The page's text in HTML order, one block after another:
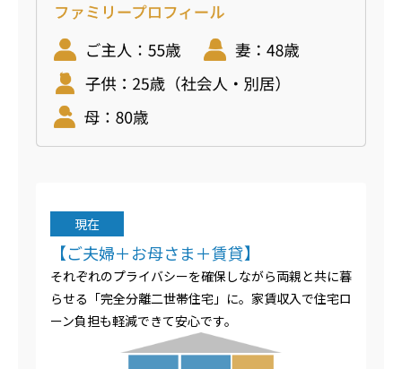
現在
【ご夫婦＋お母さま＋賃貸】
それぞれのプライバシーを確保しながら両親と共に暮
らせる「完全分離二世帯住宅」に。家賃収入で住宅ロ
ーン負担も軽減できて安心です。